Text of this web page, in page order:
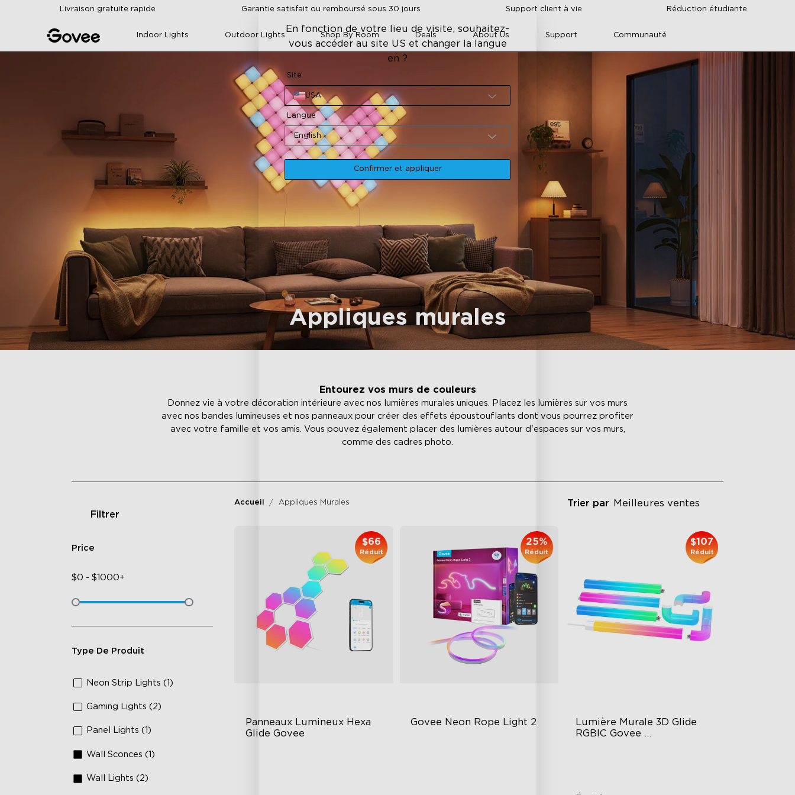
Skip to contentLivraison gratuite rapide Garantie satisfait ou remboursé sous 30 jours Support client à vie Réduction étudiante
Indoor Lights Outdoor Lights Shop By Room Deals About Us Support Communauté
Appliques murales
Entourez vos murs de couleurs
Donnez vie à votre décoration intérieure avec nos lumières murales uniques. Placez les lumières sur vos murs
avec nos bandes lumineuses et nos panneaux pour créer des effets époustouflants dont vous pourrez profiter
avec votre famille et vos amis. Vous pouvez également placer des lumières autour d'espaces sur vos murs,
comme des cadres photo.
Filtrer
Price
$0 - $1000+
Type De Produit
Neon Strip Lights (1)
Gaming Lights (2)
Panel Lights (1)
Wall Sconces (1)
Wall Lights (2)
Accueil Appliques Murales Trier par Meilleures ventes
Panneaux Lumineux Hexa
Glide Govee
$66
Réduit
Govee Neon Rope Light 2
25%
Réduit
Lumière Murale 3D Glide
RGBIC Govee
$107
Réduit
En fonction de votre lieu de visite, souhaitez-
vous accéder au site US et changer la langue
en ?
Site
USA
Langue
English
Confirmer et appliquer